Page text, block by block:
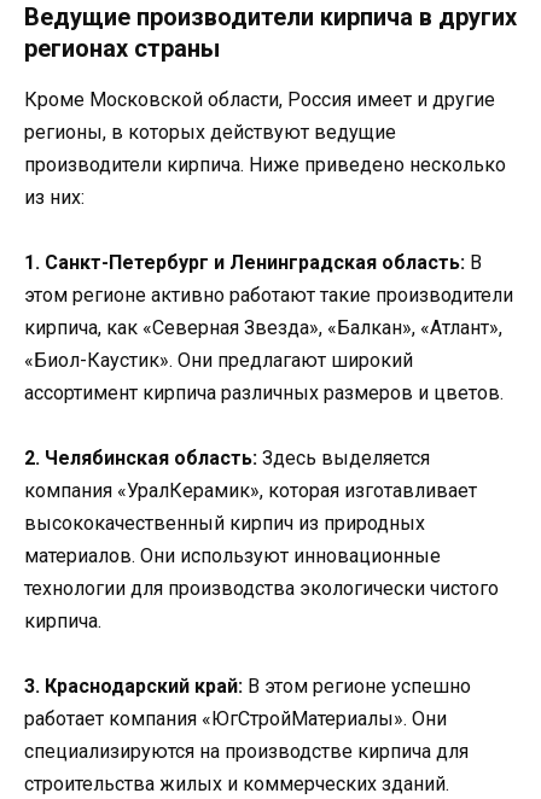
Ведущие производители кирпича в других
регионах страны
Кроме Московской области, Россия имеет и другие
регионы, в которых действуют ведущие
производители кирпича. Ниже приведено несколько
из них:
1. Санкт-Петербург и Ленинградская область: В
этом регионе активно работают такие производители
кирпича, как «Северная Звезда», «Балкан», «Атлант»,
«Биол-Каустик». Они предлагают широкий
ассортимент кирпича различных размеров и цветов.
2. Челябинская область: Здесь выделяется
компания «УралКерамик», которая изготавливает
высококачественный кирпич из природных
материалов. Они используют инновационные
технологии для производства экологически чистого
кирпича.
3. Краснодарский край: В этом регионе успешно
работает компания «ЮгСтройМатериалы». Они
специализируются на производстве кирпича для
строительства жилых и коммерческих зданий.